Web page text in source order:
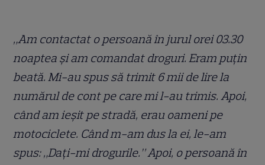
„Am contactat o persoană în jurul orei 03.30
noaptea și am comandat droguri. Eram puțin
beată. Mi-au spus să trimit 6 mii de lire la
numărul de cont pe care mi l-au trimis. Apoi,
când am ieșit pe stradă, erau oameni pe
motociclete. Când m-am dus la ei, le-am
spus: „Dați-mi drogurile.” Apoi, o persoană în